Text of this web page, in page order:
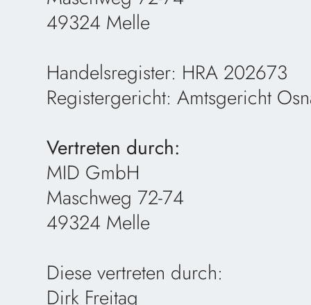
49324 Melle
Handelsregister: HRA 202673
Registergericht: Amtsgericht
Vertreten durch:
MID GmbH
Maschweg 72-74
49324 Melle
Diese vertreten durch:
Dirk Freitag